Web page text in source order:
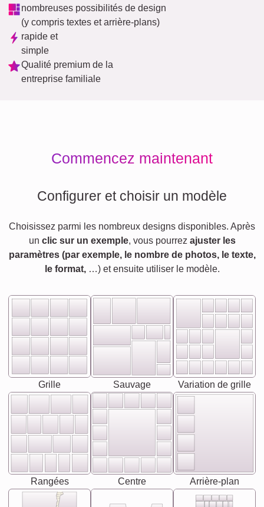
nombreuses possibilités de design
(y compris textes et arrière-plans)
rapide et
simple
Qualité premium de la
entreprise familiale
Commencez maintenant
Configurer et choisir un modèle
Choisissez parmi les nombreux designs disponibles. Après
un clic sur un exemple, vous pourrez ajuster les
paramètres (par exemple, le nombre de photos, le texte,
le format,…) et ensuite utiliser le modèle.
Grille Sauvage Variation de grille
Rangées Centre Arrière-plan